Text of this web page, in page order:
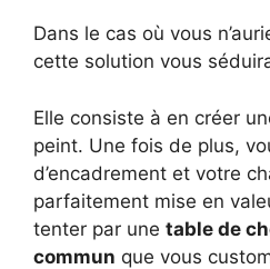
Dans le cas où vous
cette solution vous
Elle consiste à en créer
peint. Une fois de plus,
d’encadrement et votre
parfaitement mise en
tenter par une table de
commun que vous